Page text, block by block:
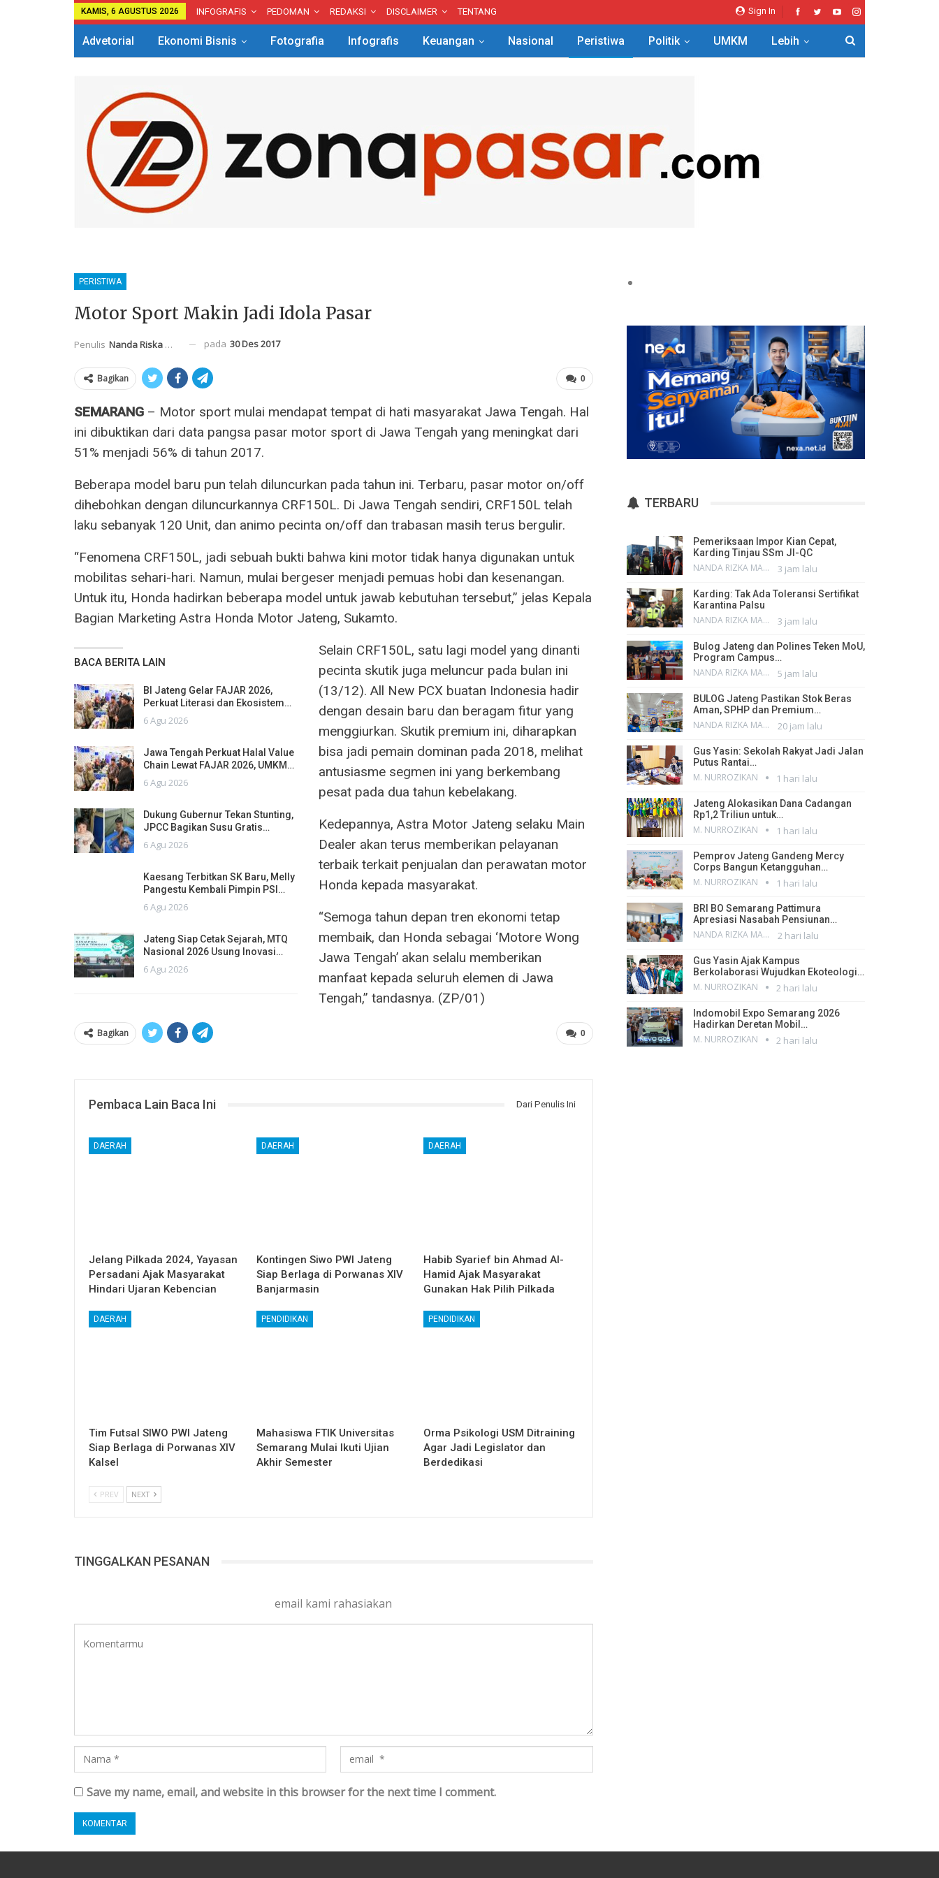
Sign In
KAMIS, 6 AGUSTUS 2026 INFOGRAFIS PEDOMAN REDAKSI DISCLAIMER TENTANG
Advetorial Ekonomi Bisnis Fotografia Infografis Keuangan Nasional Peristiwa Politik UMKM Lebih
PERISTIWA
Motor Sport Makin Jadi Idola Pasar
Penulis Nanda Riska Mahendra pada 30 Des 2017
0
Bagikan
SEMARANG – Motor sport mulai mendapat tempat di hati masyarakat Jawa Tengah. Hal
ini dibuktikan dari data pangsa pasar motor sport di Jawa Tengah yang meningkat dari
51% menjadi 56% di tahun 2017.
Beberapa model baru pun telah diluncurkan pada tahun ini. Terbaru, pasar motor on/off
dihebohkan dengan diluncurkannya CRF150L. Di Jawa Tengah sendiri, CRF150L telah
laku sebanyak 120 Unit, dan animo pecinta on/off dan trabasan masih terus bergulir.
“Fenomena CRF150L, jadi sebuah bukti bahwa kini motor tidak hanya digunakan untuk
mobilitas sehari-hari. Namun, mulai bergeser menjadi pemuas hobi dan kesenangan.
Untuk itu, Honda hadirkan beberapa model untuk jawab kebutuhan tersebut,” jelas Kepala
Bagian Marketing Astra Honda Motor Jateng, Sukamto.
BACA BERITA LAIN
BI Jateng Gelar FAJAR 2026,
Perkuat Literasi dan Ekosistem…
6 Agu 2026
Jawa Tengah Perkuat Halal Value
Chain Lewat FAJAR 2026, UMKM…
6 Agu 2026
Dukung Gubernur Tekan Stunting,
JPCC Bagikan Susu Gratis…
6 Agu 2026
Kaesang Terbitkan SK Baru, Melly
Pangestu Kembali Pimpin PSI…
6 Agu 2026
Jateng Siap Cetak Sejarah, MTQ
Nasional 2026 Usung Inovasi…
6 Agu 2026
Selain CRF150L, satu lagi model yang dinanti
pecinta skutik juga meluncur pada bulan ini
(13/12). All New PCX buatan Indonesia hadir
dengan desain baru dan beragam fitur yang
menggiurkan. Skutik premium ini, diharapkan
bisa jadi pemain dominan pada 2018, melihat
antusiasme segmen ini yang berkembang
pesat pada dua tahun kebelakang.
Kedepannya, Astra Motor Jateng selaku Main
Dealer akan terus memberikan pelayanan
terbaik terkait penjualan dan perawatan motor
Honda kepada masyarakat.
“Semoga tahun depan tren ekonomi tetap
membaik, dan Honda sebagai ‘Motore Wong
Jawa Tengah’ akan selalu memberikan
manfaat kepada seluruh elemen di Jawa
Tengah,” tandasnya. (ZP/01)
0
Bagikan
Pembaca Lain Baca Ini Dari Penulis Ini
DAERAH
Jelang Pilkada 2024, Yayasan
Persadani Ajak Masyarakat
Hindari Ujaran Kebencian
DAERAH
Kontingen Siwo PWI Jateng
Siap Berlaga di Porwanas XIV
Banjarmasin
DAERAH
Habib Syarief bin Ahmad Al-
Hamid Ajak Masyarakat
Gunakan Hak Pilih Pilkada
DAERAH
Tim Futsal SIWO PWI Jateng
Siap Berlaga di Porwanas XIV
Kalsel
PENDIDIKAN
Mahasiswa FTIK Universitas
Semarang Mulai Ikuti Ujian
Akhir Semester
PENDIDIKAN
Orma Psikologi USM Ditraining
Agar Jadi Legislator dan
Berdedikasi
PREV NEXT
TINGGALKAN PESANAN
email kami rahasiakan
Save my name, email, and website in this browser for the next time I comment.
TERBARU
Pemeriksaan Impor Kian Cepat,
Karding Tinjau SSm JI-QC
NANDA RIZKA MAHENDRA 3 jam lalu
Karding: Tak Ada Toleransi Sertifikat
Karantina Palsu
NANDA RIZKA MAHENDRA 3 jam lalu
Bulog Jateng dan Polines Teken MoU,
Program Campus…
NANDA RIZKA MAHENDRA 5 jam lalu
BULOG Jateng Pastikan Stok Beras
Aman, SPHP dan Premium…
NANDA RIZKA MAHENDRA 20 jam lalu
Gus Yasin: Sekolah Rakyat Jadi Jalan
Putus Rantai…
M. NURROZIKAN 1 hari lalu
Jateng Alokasikan Dana Cadangan
Rp1,2 Triliun untuk…
M. NURROZIKAN 1 hari lalu
Pemprov Jateng Gandeng Mercy
Corps Bangun Ketangguhan…
M. NURROZIKAN 1 hari lalu
BRI BO Semarang Pattimura
Apresiasi Nasabah Pensiunan…
NANDA RIZKA MAHENDRA 2 hari lalu
Gus Yasin Ajak Kampus
Berkolaborasi Wujudkan Ekoteologi…
M. NURROZIKAN 2 hari lalu
Indomobil Expo Semarang 2026
Hadirkan Deretan Mobil…
M. NURROZIKAN 2 hari lalu